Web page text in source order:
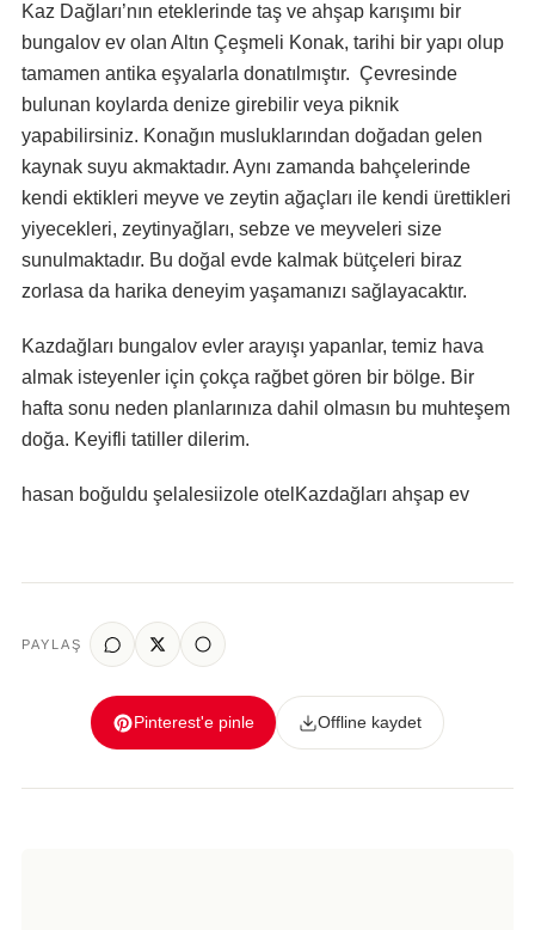
Kaz Dağları’nın eteklerinde taş ve ahşap karışımı bir
bungalov ev olan Altın Çeşmeli Konak, tarihi bir yapı olup
tamamen antika eşyalarla donatılmıştır. Çevresinde
bulunan koylarda denize girebilir veya piknik
yapabilirsiniz. Konağın musluklarından doğadan gelen
kaynak suyu akmaktadır. Aynı zamanda bahçelerinde
kendi ektikleri meyve ve zeytin ağaçları ile kendi ürettikleri
yiyecekleri, zeytinyağları, sebze ve meyveleri size
sunulmaktadır. Bu doğal evde kalmak bütçeleri biraz
zorlasa da harika deneyim yaşamanızı sağlayacaktır.
Kazdağları bungalov evler arayışı yapanlar, temiz hava
almak isteyenler için çokça rağbet gören bir bölge. Bir
hafta sonu neden planlarınıza dahil olmasın bu muhteşem
doğa. Keyifli tatiller dilerim.
hasan boğuldu şelalesiizole otel Kazdağları ahşap ev
PAYLAŞ
Pinterest'e pinle Offline kaydet